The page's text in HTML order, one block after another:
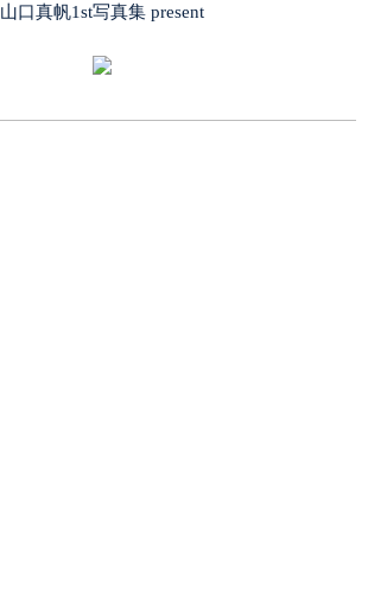
山口真帆1st写真集 present